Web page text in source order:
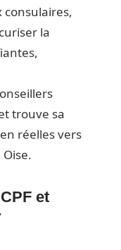
consulaires,
la
trouve sa
réelles vers
Oise.
et